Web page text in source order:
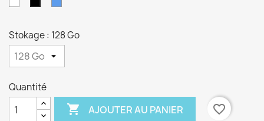
Stokage : 128 Go
Quantité
 AJOUTER AU PANIER
favorite_border